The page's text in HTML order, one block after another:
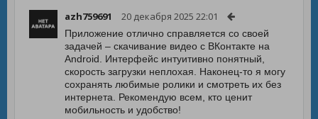
azh759691 20 декабря 2025 22:01
Приложение отлично справляется со своей
задачей – скачивание видео с ВКонтакте на
Android. Интерфейс интуитивно понятный,
скорость загрузки неплохая. Наконец-то я могу
сохранять любимые ролики и смотреть их без
интернета. Рекомендую всем, кто ценит
мобильность и удобство!